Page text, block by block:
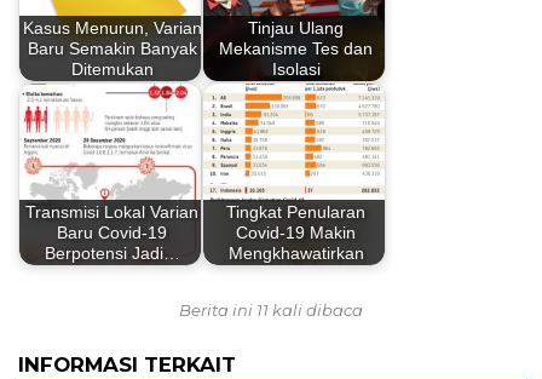
Kasus Menurun, Varian
Baru Semakin Banyak
Ditemukan
Tinjau Ulang
Mekanisme Tes dan
Isolasi
Transmisi Lokal Varian
Baru Covid-19
Berpotensi Jadi…
Tingkat Penularan
Covid-19 Makin
Mengkhawatirkan
Berita ini 11 kali dibaca
INFORMASI TERKAIT